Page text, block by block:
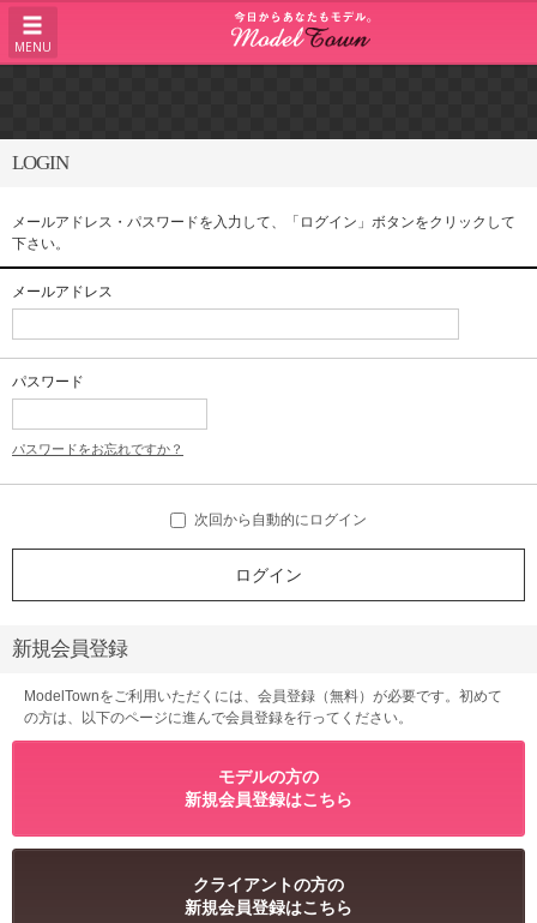
MENU
LOGIN
メールアドレス・パスワードを入力して、「ログイン」ボタンをクリックして
下さい。
メールアドレス
パスワード
パスワードをお忘れですか？
次回から自動的にログイン
新規会員登録
ModelTownをご利用いただくには、会員登録（無料）が必要です。初めて
の方は、以下のページに進んで会員登録を行ってください。
モデルの方の
新規会員登録はこちら
クライアントの方の
新規会員登録はこちら